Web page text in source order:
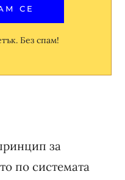
Без спам!
за
по системата